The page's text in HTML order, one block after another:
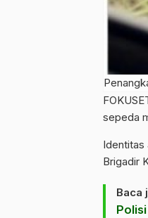
sepeda
Identitas
Brigadir
Baca